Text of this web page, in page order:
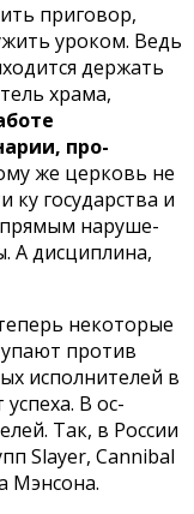
приговор,
уроком. Ведь
держать
храма,
про­
же церковь не
государства и
прямым наруше­
А дисциплина,
неко­торые
про­тив
исполнителей в
В ос­
Так, в Рос­сии
Slayer, Cannibal
Мэнсона.